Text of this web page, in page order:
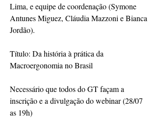
Lima, e equipe de coordenação (Symone
Antunes Miguez, Cláudia Mazzoni e Bianca
Jordão).
Título: Da história à prática da
Macroergonomia no Brasil
Necessário que todos do GT façam a
inscrição e a divulgação do webinar (28/07
as 19h)